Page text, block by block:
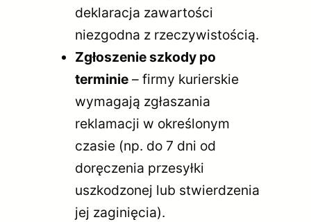
deklaracja zawartości
niezgodna z rzeczywistością.
Zgłoszenie szkody po
terminie – firmy kurierskie
wymagają zgłaszania
reklamacji w określonym
czasie (np. do 7 dni od
doręczenia przesyłki
uszkodzonej lub stwierdzenia
jej zaginięcia).